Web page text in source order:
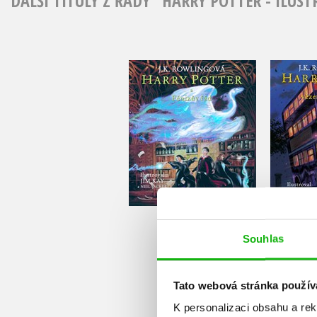
Souhlas
Tato webová stránka
K personalizaci obsahu a
Harry Potter a Fénixův
řád - ilustrované
vydání
J.K. Rowling
Do košíku
Harry